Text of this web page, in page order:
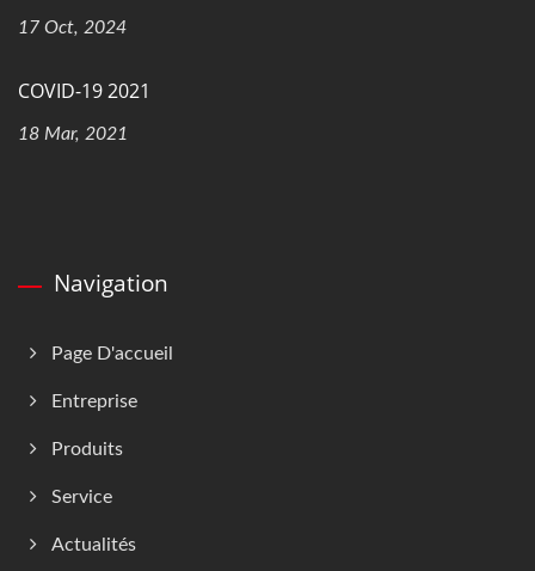
17 Oct, 2024
COVID-19 2021
18 Mar, 2021
Navigation
Page D'accueil
Entreprise
Produits
Service
Actualités